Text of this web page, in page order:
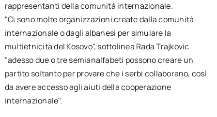
rappresentanti della comunità internazionale.
"Ci sono molte organizzazioni create dalla comunità
internazionale o dagli albanesi per simulare la
multietnicità del Kosovo", sottolinea Rada Trajkovic
"adesso due o tre semianalfabeti possono creare un
partito soltanto per provare che i serbi collaborano, così
da avere accesso agli aiuti della cooperazione
internazionale".